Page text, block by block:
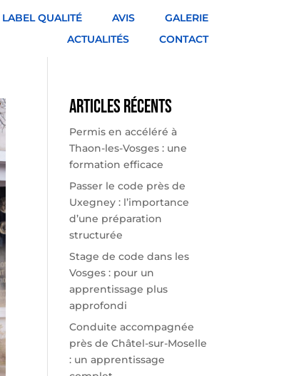
LABEL QUALITÉ AVIS
GALERIE
ACTUALITÉS
CONTACT
Articles récents
Permis en accéléré à
Thaon-les-Vosges : une
formation efficace
Passer le code près de
Uxegney : l’importance
d’une préparation
structurée
Stage de code dans les
Vosges : pour un
apprentissage plus
approfondi
Conduite accompagnée
près de Châtel-sur-Moselle
: un apprentissage